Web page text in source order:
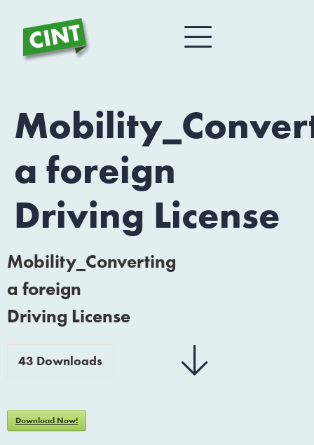
a foreign
Driving License
Mobility_Converting
a foreign
Driving License
43 Downloads
Download Now!